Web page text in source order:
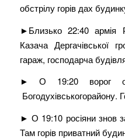
обстрілу горів дах
►Близько 22:40
Казача Дергачівської
гараж, господарча
► О 19:20 ворог
Богодухівськогорайону.
► О 19:10 росіяни знов
Там горів приватний